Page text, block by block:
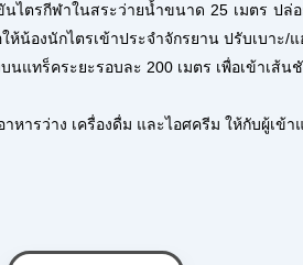
นไตรกีฬาในสระว่ายน้ำขนาด 25 เมตร ปล่
ให้น้องนักไตรเข้าประจำจักรยาน ปรับเบาะ/
นแทร็คระยะรอบละ 200 เมตร เพื่อเข้าเส้
หารว่าง เครื่องดื่ม และไอศครีม ให้กับผู้เข้